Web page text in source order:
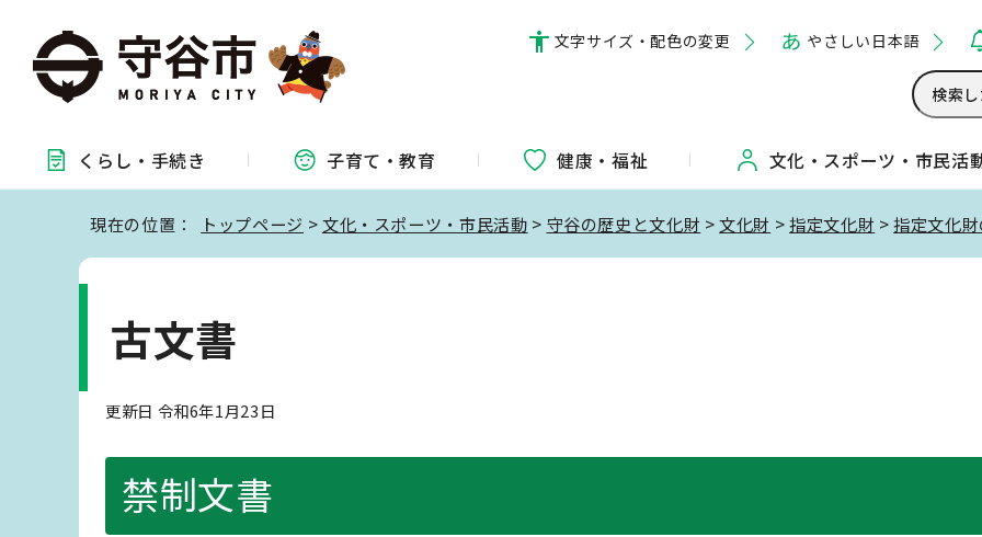
文字サイズ・配色の変更 やさしい日本語
くらし・ 手続き 子育て・教育 健康・福祉 文化・ スポーツ・ 市民活
現在の位置： トップページ >文化・スポーツ・市民活動 > 守谷の歴史と文化財 >文化財 >指定文化財 >指定文化
古文書
更新日 令和6年1月23日
禁制文書